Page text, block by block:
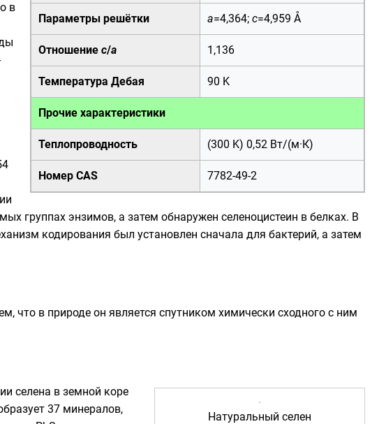
Параметры решётки a=4,364; c=4,959 Å
Отношение c/a 1,136
Температура Дебая 90 K
Прочие характеристики
Теплопроводность (300 K) 0,52 Вт/(м·К)
Номер CAS 7782-49-2
в
группах энзимов, а затем обнаружен селеноцистеин в белках. В
кодирования был установлен сначала для бактерий, а затем
что в природе он является спутником химически сходного с ним
Натуральный селен
селена в земной коре
37 минералов,